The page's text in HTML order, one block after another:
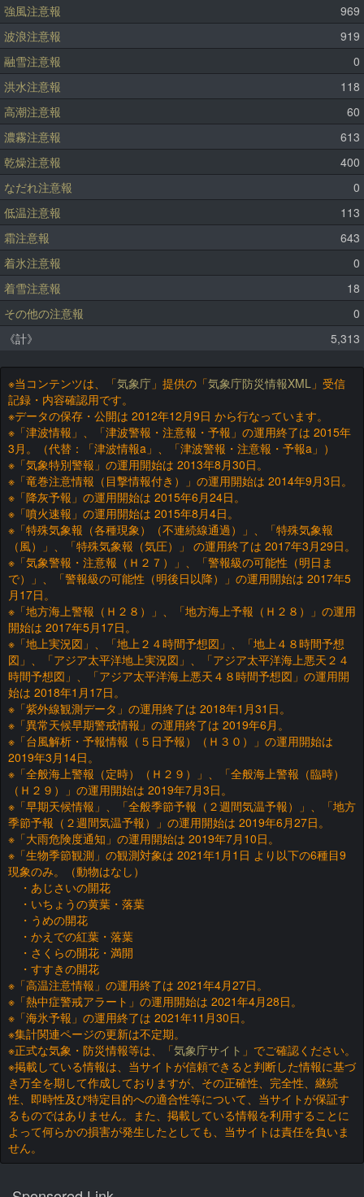
強風注意報
969
波浪注意報
919
融雪注意報
0
洪水注意報
118
高潮注意報
60
濃霧注意報
613
乾燥注意報
400
なだれ注意報
0
低温注意報
113
霜注意報
643
着氷注意報
0
着雪注意報
18
その他の注意報
0
《計》
5,313
※当コンテンツは、「気象庁 」提供の「気象庁防災情報XML 」受信
記録・内容確認用です。
※データの保存・公開は 2012年12月9日 から行なっています。
※「津波情報」、「津波警報・注意報・予報」の運用終了は 2015年
3月。（代替：「津波情報a」、「津波警報・注意報・予報a」）
※「気象特別警報」の運用開始は 2013年8月30日。
※「竜巻注意情報（目撃情報付き）」の運用開始は 2014年9月3日。
※「降灰予報」の運用開始は 2015年6月24日。
※「噴火速報」の運用開始は 2015年8月4日。
※「特殊気象報（各種現象）（不連続線通過）」、「特殊気象報
（風）」、「特殊気象報（気圧）」 の運用終了は 2017年3月29日。
※「気象警報・注意報（Ｈ２７）」、「警報級の可能性（明日ま
で）」、「警報級の可能性（明後日以降）」の運用開始は 2017年5
月17日。
※「地方海上警報（Ｈ２８）」、「地方海上予報（Ｈ２８）」の運用
開始は 2017年5月17日。
※「地上実況図」、「地上２４時間予想図」、「地上４８時間予想
図」、「アジア太平洋地上実況図」、「アジア太平洋海上悪天２４
時間予想図」、「アジア太平洋海上悪天４８時間予想図」の運用開
始は 2018年1月17日。
※「紫外線観測データ」の運用終了は 2018年1月31日。
※「異常天候早期警戒情報」の運用終了は 2019年6月。
※「台風解析・予報情報（５日予報）（Ｈ３０）」の運用開始は
2019年3月14日。
※「全般海上警報（定時）（Ｈ２９）」、「全般海上警報（臨時）
（Ｈ２９）」の運用開始は 2019年7月3日。
※「早期天候情報」、「全般季節予報（２週間気温予報）」、「地方
季節予報（２週間気温予報）」の運用開始は 2019年6月27日。
※「大雨危険度通知」の運用開始は 2019年7月10日。
※「生物季節観測」の観測対象は 2021年1月1日 より以下の6種目9
現象のみ。（動物はなし）
・あじさいの開花
・いちょうの黄葉・落葉
・うめの開花
・かえでの紅葉・落葉
・さくらの開花・満開
・すすきの開花
※「高温注意情報」の運用終了は 2021年4月27日。
※「熱中症警戒アラート」の運用開始は 2021年4月28日。
※「海氷予報」の運用終了は 2021年11月30日。
※集計関連ページの更新は不定期。
※正式な気象・防災情報等は、「気象庁サイト 」でご確認ください。
※掲載している情報は、当サイトが信頼できると判断した情報に基づ
き万全を期して作成しておりますが、その正確性、完全性、継続
性、即時性及び特定目的への適合性等について、当サイトが保証す
るものではありません。また、掲載している情報を利用することに
よって何らかの損害が発生したとしても、当サイトは責任を負いま
せん。